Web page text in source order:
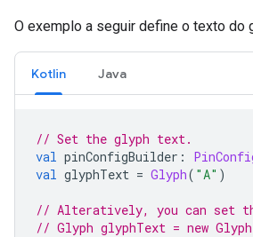
O exemplo a seguir define o texto do
Kotlin Java
// Set the glyph text.
val pinConfigBuilder :
val glyphText = Glyph( "A" )
// Alteratively, you can set
// Glyph glyphText = new